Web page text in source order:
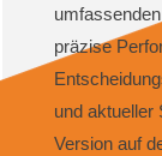
präzise
und aktueller
Version auf